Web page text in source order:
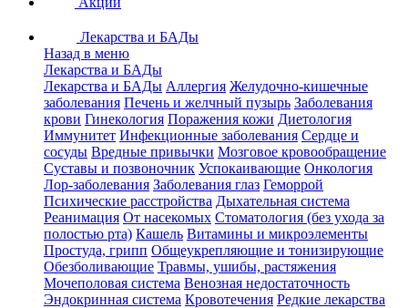
Лекарства и БАДы
Назад в меню
Лекарства и БАДы
Лекарства и БАДы Аллергия Желудочно-кишечные
заболевания Печень и желчный пузырь Заболевания
крови Гинекология Поражения кожи Диетология
Иммунитет Инфекционные заболевания Сердце и
сосуды Вредные привычки Мозговое кровообращение
Суставы и позвоночник Успокаивающие Онкология
Лор-заболевания Заболевания глаз Геморрой
Психические расстройства Дыхательная система
Реанимация От насекомых Стоматология (без ухода за
полостью рта) Кашель Витамины и микроэлементы
Простуда, грипп Общеукрепляющие и тонизирующие
Обезболивающие Травмы, ушибы, растяжения
Мочеполовая система Венозная недостаточность
Эндокринная система Кровотечения Редкие лекарства